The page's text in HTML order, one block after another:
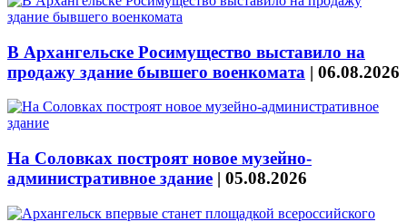
В Архангельске Росимущество выставило на
продажу здание бывшего военкомата | 06.08.2026
На Соловках построят новое музейно-
административное здание | 05.08.2026